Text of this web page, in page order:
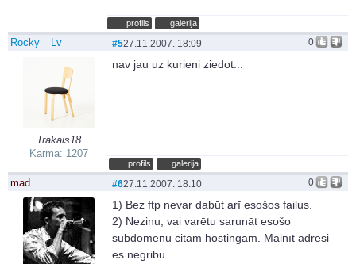
profils galerija
Rocky__Lv
Trakais18
Karma: 1207
0
#527.11.2007. 18:09
nav jau uz kurieni ziedot...
profils galerija
mad 0
#627.11.2007. 18:10
1) Bez ftp nevar dabūt arī esošos failus.
2) Nezinu, vai varētu sarunāt esošo
subdomēnu citam hostingam. Mainīt adresi
es negribu.